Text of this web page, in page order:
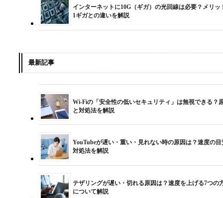
インターネットに10G（ギガ）の光回線は必要？メリッ
1ギガとの違いを解説
最新記事
Wi-Fiの「安全性の低いセキュリティ」は無視できる？
と対処法を解説
YouTubeが遅い・重い・見れない時の原因は？速度の目
対処法を解説
テザリングが遅い・切れる原因は？速度を上げる7つの
について解説